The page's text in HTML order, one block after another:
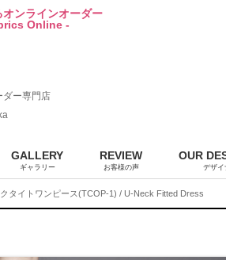
ンラインオーダー
Online -
ダー専門店
GALLERY
ギャラリー
REVIEW
お客様の声
OUR
デザイ
タイトワンピース(TCOP-1) / U-Neck Fitted Dress